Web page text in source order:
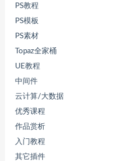
PS教程
PS模板
PS素材
Topaz全家桶
UE教程
中间件
云计算/大数据
优秀课程
作品赏析
入门教程
其它插件